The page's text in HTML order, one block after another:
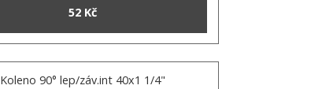
52 Kč
Koleno 90° lep/záv.int 40x1 1/4"